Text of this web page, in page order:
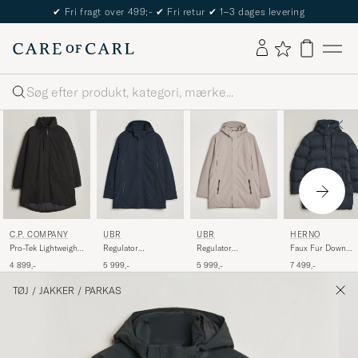
The Care of Carl Passport
Søg
C.P. COMPANY
Pro-Tek Lightweight
4 899,-
UBR
Regulator
Navy
5 999,-
UBR
Regulator
Drift Wood
5 999,-
HERNO
Faux Fur Down
7 499,-
TØJ / JAKKER / PARKAS